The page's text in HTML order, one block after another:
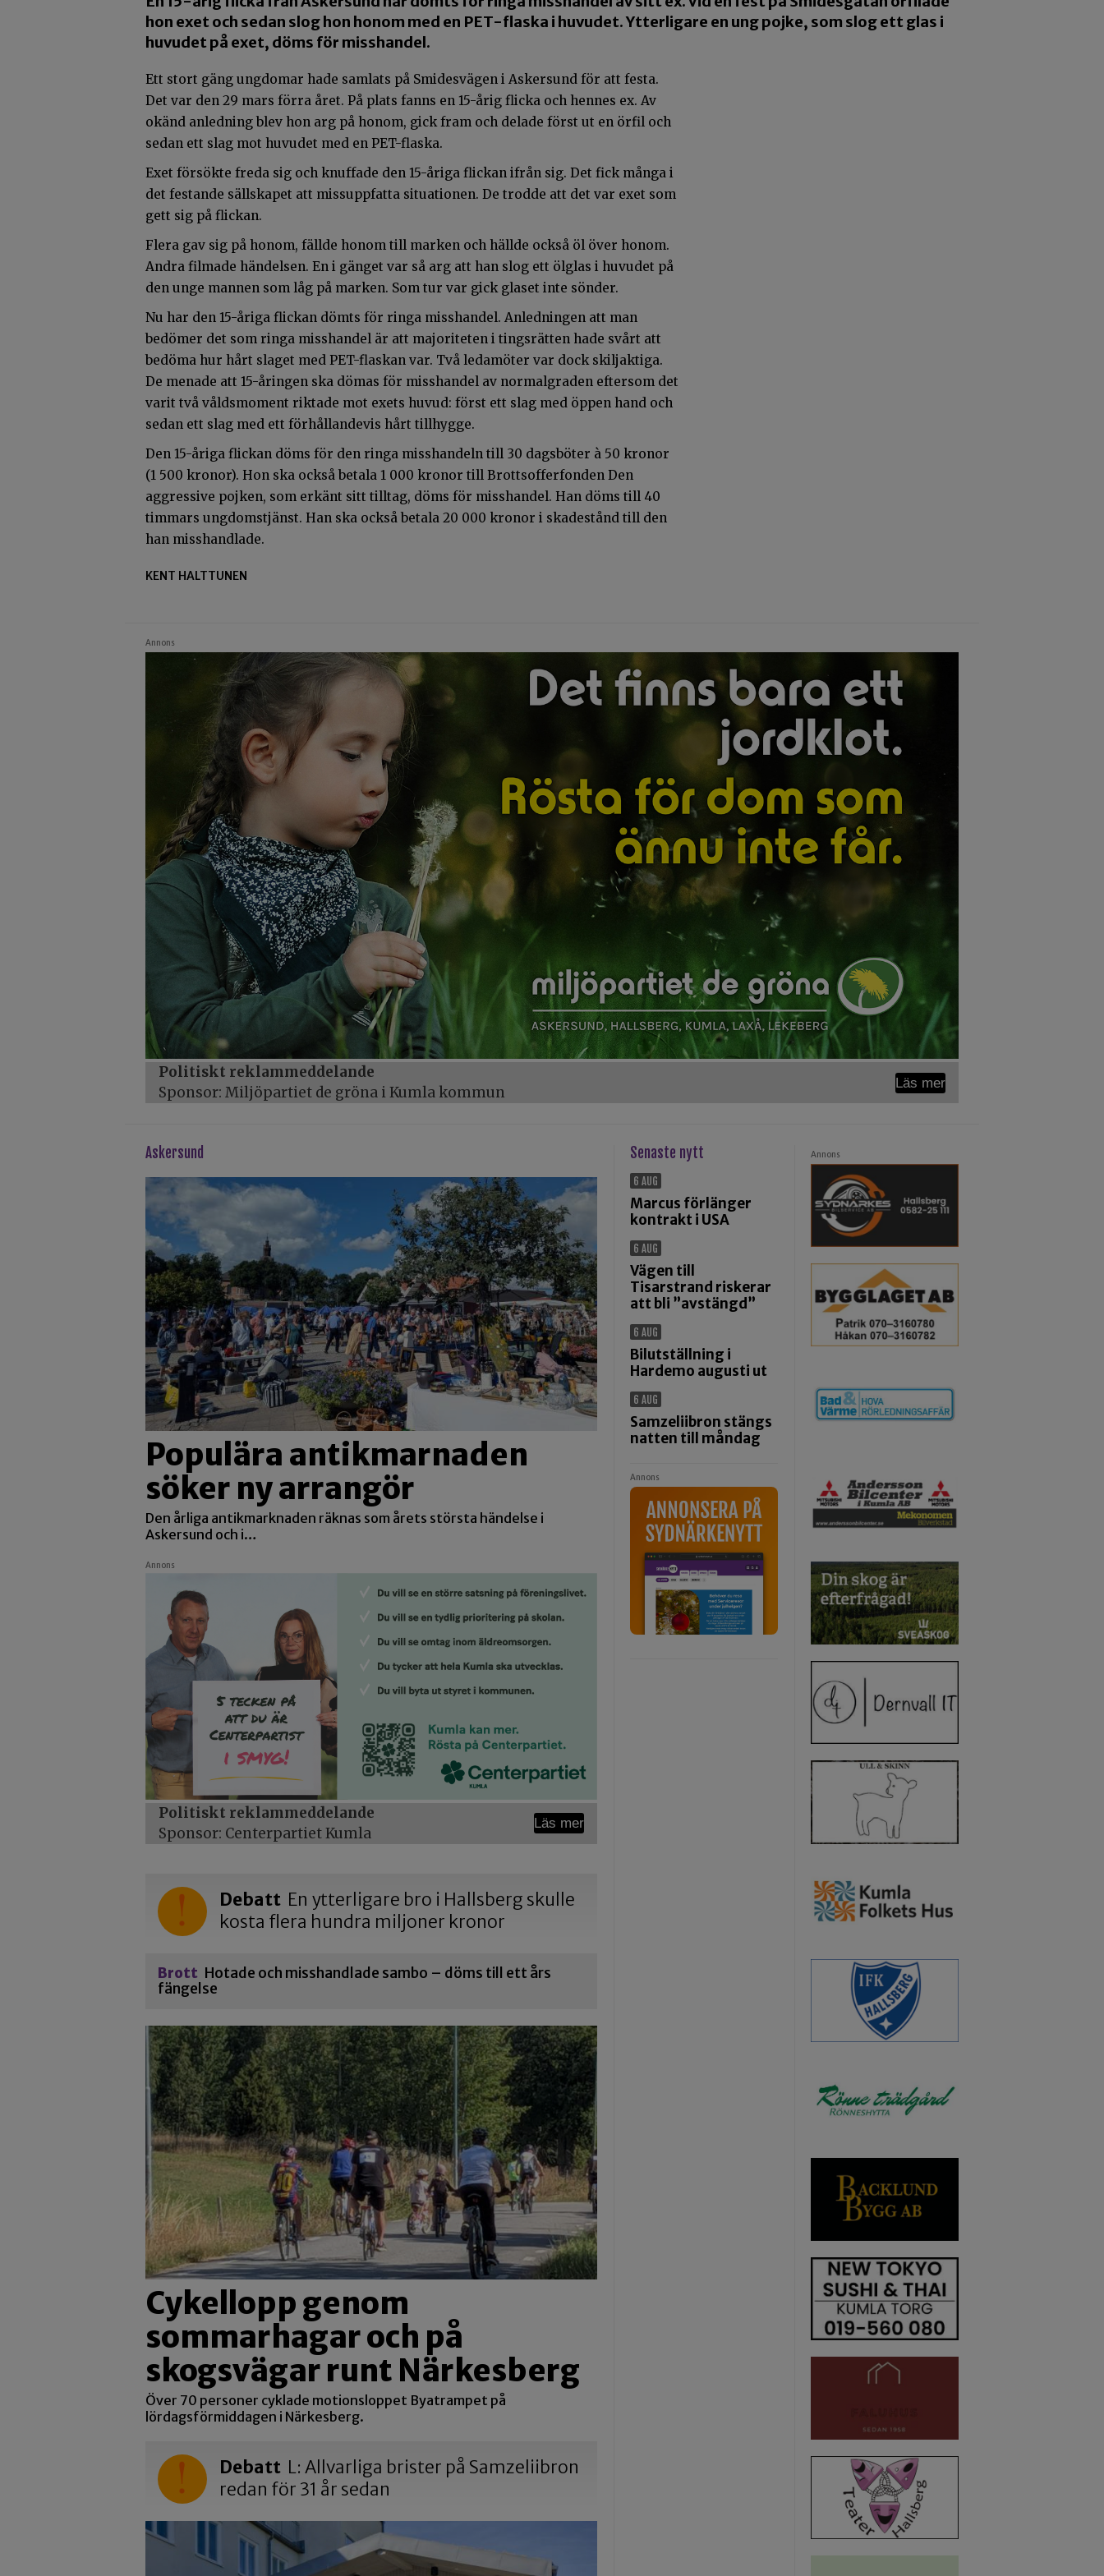
hon exet och sedan slog hon honom med en PET-flaska i huvudet. Ytterligare en ung pojke, som slog ett glas i
huvudet på exet, döms för misshandel.
Ett stort gäng ungdomar hade samlats på Smidesvägen i Askersund för att festa.
Det var den 29 mars förra året. På plats fanns en 15-årig flicka och hennes ex. Av
okänd anledning blev hon arg på honom, gick fram och delade först ut en örfil och
sedan ett slag mot huvudet med en PET-flaska.
Exet försökte freda sig och knuffade den 15-åriga flickan ifrån sig. Det fick många i
det festande sällskapet att missuppfatta situationen. De trodde att det var exet som
gett sig på flickan.
Flera gav sig på honom, fällde honom till marken och hällde också öl över honom.
Andra filmade händelsen. En i gänget var så arg att han slog ett ölglas i huvudet på
den unge mannen som låg på marken. Som tur var gick glaset inte sönder.
Nu har den 15-åriga flickan dömts för ringa misshandel. Anledningen att man
bedömer det som ringa misshandel är att majoriteten i tingsrätten hade svårt att
bedöma hur hårt slaget med PET-flaskan var. Två ledamöter var dock skiljaktiga.
De menade att 15-åringen ska dömas för misshandel av normalgraden eftersom det
varit två våldsmoment riktade mot exets huvud: först ett slag med öppen hand och
sedan ett slag med ett förhållandevis hårt tillhygge.
Den 15-åriga flickan döms för den ringa misshandeln till 30 dagsböter à 50 kronor
(1 500 kronor). Hon ska också betala 1 000 kronor till Brottsofferfonden Den
aggressive pojken, som erkänt sitt tilltag, döms för misshandel. Han döms till 40
timmars ungdomstjänst. Han ska också betala 20 000 kronor i skadestånd till den
han misshandlade.
KENT HALTTUNEN
Annons
Politiskt reklammeddelande
Sponsor: Miljöpartiet de gröna i Kumla kommun
Läs mer
askersund
Populära antikmarnaden
söker ny arrangör
Den årliga antikmarknaden räknas som årets största händelse i
Askersund och i…
Annons
Politiskt reklammeddelande
Sponsor: Centerpartiet Kumla
Läs mer
Debatt En ytterligare bro i Hallsberg skulle
kosta flera hundra miljoner kronor
Brott Hotade och misshandlade sambo – döms till ett års
fängelse
Cykellopp genom
sommarhagar och på
skogsvägar runt Närkesberg
Över 70 personer cyklade motionsloppet Byatrampet på
lördagsförmiddagen i Närkesberg.
Debatt L: Allvarliga brister på Samzeliibron
redan för 31 år sedan
Senaste nytt
6 AUG
Marcus förlänger
kontrakt i USA
6 AUG
Vägen till
Tisarstrand riskerar
att bli ”avstängd”
6 AUG
Bilutställning i
Hardemo augusti ut
6 AUG
Samzeliibron stängs
natten till måndag
Annons
Annons